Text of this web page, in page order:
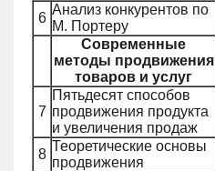
6
Анализ конкурентов по
М. Портеру
Современные
методы продвижения
товаров и услуг
7
Пятьдесят способов
продвижения продукта
и увеличения продаж
8
Теоретические основы
продвижения